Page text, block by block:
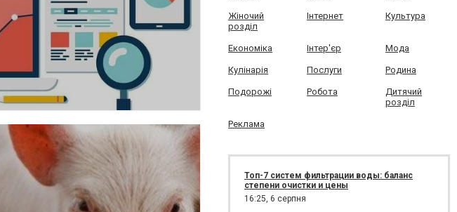
Жіночий
розділ
Інтернет Культура
Економіка Інтер'єр Мода
Кулінарія Послуги Родина
Подорожі Робота
Дитячий
розділ
Реклама
Топ-7 систем фильтрации воды: баланс
степени очистки и цены
16:25, 6 серпня